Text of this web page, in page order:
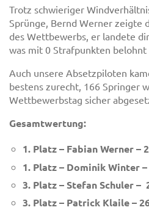
Trotz schwieriger
Sprünge, Bernd Werner zeigte
des Wettbewerbs, er landete
was mit 0 Strafpunkten belohnt
Auch unsere Absetzpiloten
bestens zurecht, 166 Springer
Wettbewerbstag sicher
Gesamtwertung:
1. Platz – Fabian Werner –
1. Platz – Dominik Winter
3. Platz – Stefan Schuler –
3. Platz – Patrick Klaile –